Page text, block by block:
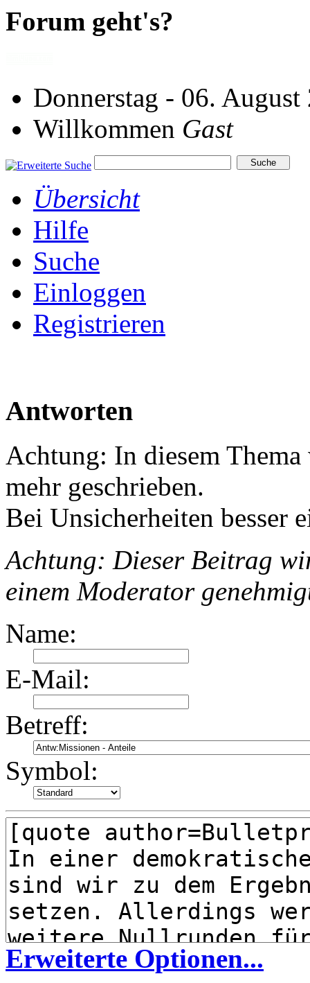
Forum geht's?
Donnerstag - 06.
Willkommen Gast
Übersicht
Hilfe
Suche
Einloggen
Registrieren
Antworten
Achtung: In diesem
mehr geschrieben.
Bei Unsicherheiten besser
Achtung: Dieser Beitrag
einem Moderator
Name:
E-Mail:
Betreff:
Symbol:
Erweiterte Optionen...